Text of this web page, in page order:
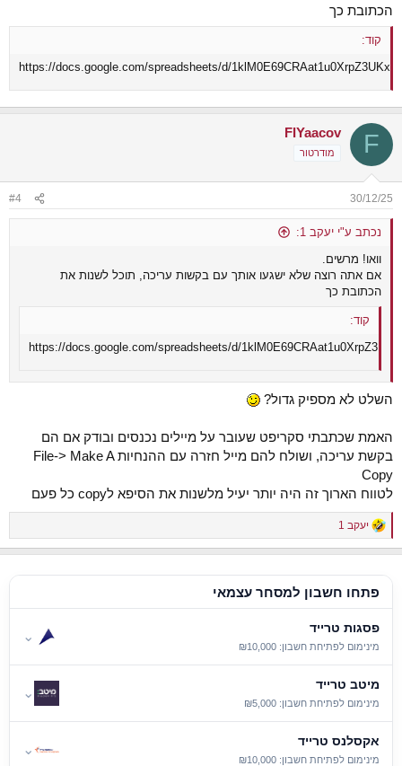
הכתובת כך
קוד:
https://docs.google.com/spreadsheets/d/
F
FIYaacov
מודרטור
30/12/25
#4
נכתב ע"י יעקב 1:
וואו! מרשים.
אם אתה רוצה שלא ישגעו אותך עם בקשות עריכה, תוכל לשנות את
הכתובת כך
קוד:
https://docs.google.com/spreadsheets/d/
השלט לא מספיק גדול?
האמת שכתבתי סקריפט שעובר על מיילים נכנסים ובודק אם הם
בקשת עריכה, ושולח להם מייל חזרה עם ההנחיות File-> Make A
Copy
לטווח הארוך זה היה יותר יעיל מלשנות את הסיפא לcopy כל פעם
R
e
c
יעקב 1
פתחו חשבון למסחר עצמאי
פסגות טרייד
מינימום לפתיחת חשבון: ₪10,000
⌄
מיטב טרייד
מינימום לפתיחת חשבון: ₪5,000
⌄
אקסלנס טרייד
מינימום לפתיחת חשבון: ₪10,000
⌄